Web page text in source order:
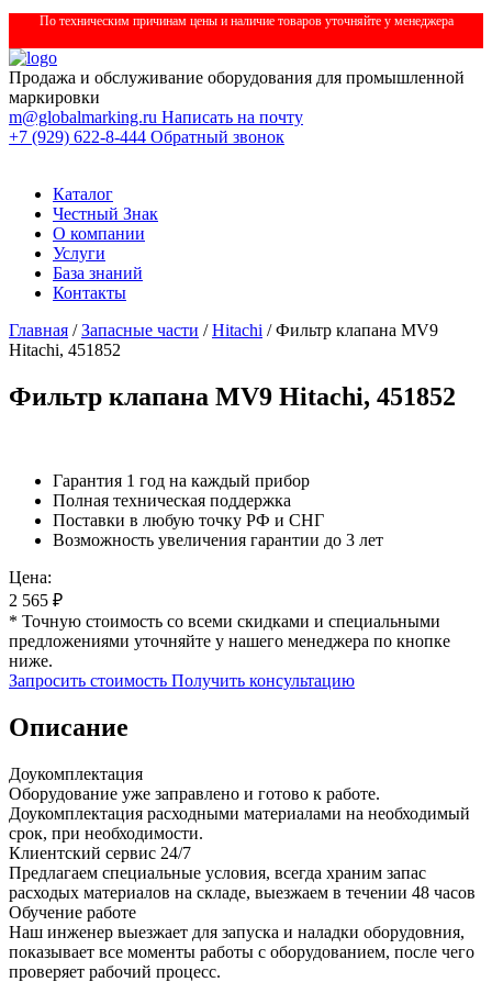
По техническим причинам цены и наличие товаров уточняйте у менеджера
Продажа и обслуживание оборудования для промышленной
маркировки
m@globalmarking.ru Написать на почту
+7 (929) 622-8-444 Обратный звонок
Каталог
Честный Знак
О компании
Услуги
База знаний
Контакты
Главная /Запасные части /Hitachi / Фильтр клапана MV9
Hitachi, 451852
Фильтр клапана MV9 Hitachi, 451852
Гарантия 1 год на каждый прибор
Полная техническая поддержка
Поставки в любую точку РФ и СНГ
Возможность увеличения гарантии до 3 лет
Цена:
2 565 ₽
* Точную стоимость со всеми скидками и специальными
предложениями уточняйте у нашего менеджера по кнопке
ниже.
Запросить стоимость Получить консультацию
Описание
Доукомплектация
Оборудование уже заправлено и готово к работе.
Доукомплектация расходными материалами на необходимый
срок, при необходимости.
Клиентский сервис 24/7
Предлагаем специальные условия, всегда храним запас
расходых материалов на складе, выезжаем в течении 48 часов
Обучение работе
Наш инженер выезжает для запуска и наладки оборудовния,
показывает все моменты работы с оборудованием, после чего
проверяет рабочий процесс.